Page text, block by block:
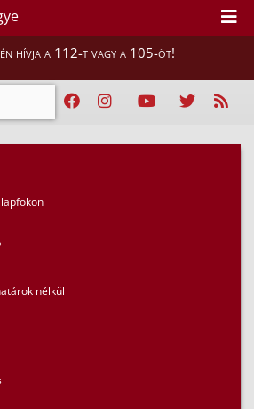
hívja a 112-t vagy a 105-öt!
kérdések
Iparbiztonság
nélkül